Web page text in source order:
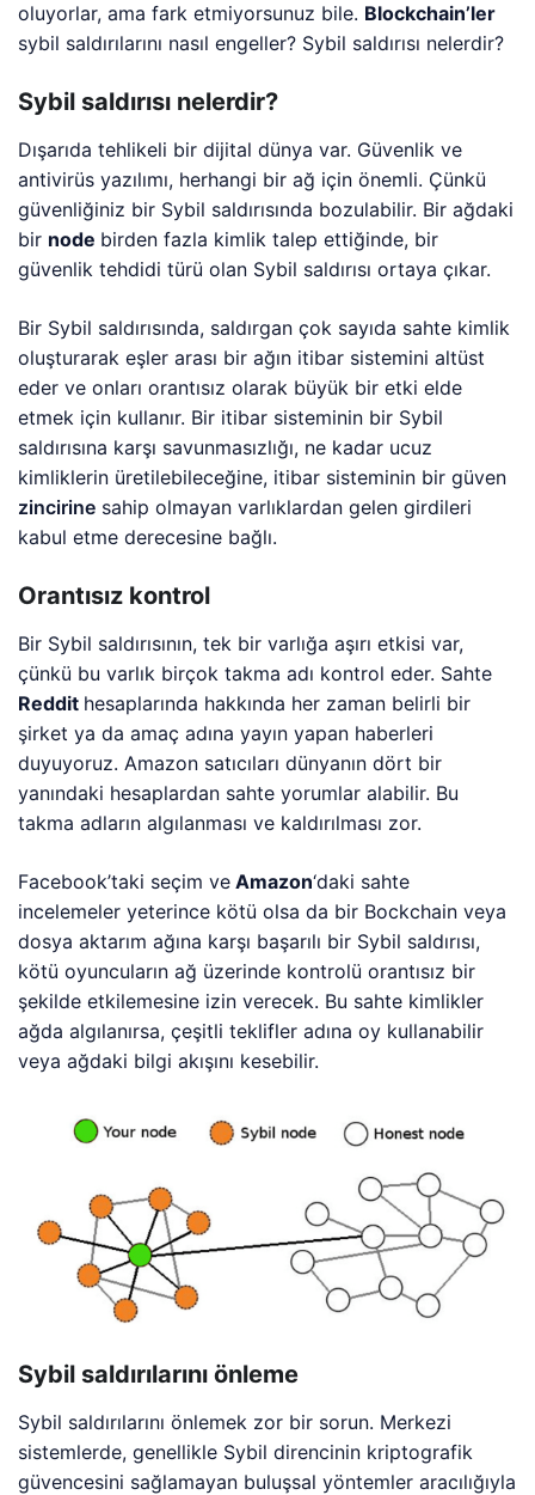
oluyorlar, ama fark etmiyorsunuz bile. Blockchain’ler
sybil saldırılarını nasıl engeller? Sybil saldırısı nelerdir?
Sybil saldırısı nelerdir?
Dışarıda tehlikeli bir dijital dünya var. Güvenlik ve
antivirüs yazılımı, herhangi bir ağ için önemli. Çünkü
güvenliğiniz bir Sybil saldırısında bozulabilir. Bir ağdaki
bir node birden fazla kimlik talep ettiğinde, bir
güvenlik tehdidi türü olan Sybil saldırısı ortaya çıkar.
Bir Sybil saldırısında, saldırgan çok sayıda sahte kimlik
oluşturarak eşler arası bir ağın itibar sistemini altüst
eder ve onları orantısız olarak büyük bir etki elde
etmek için kullanır. Bir itibar sisteminin bir Sybil
saldırısına karşı savunmasızlığı, ne kadar ucuz
kimliklerin üretilebileceğine, itibar sisteminin bir güven
zincirine sahip olmayan varlıklardan gelen girdileri
kabul etme derecesine bağlı.
Orantısız kontrol
Bir Sybil saldırısının, tek bir varlığa aşırı etkisi var,
çünkü bu varlık birçok takma adı kontrol eder. Sahte
Reddit hesaplarında hakkında her zaman belirli bir
şirket ya da amaç adına yayın yapan haberleri
duyuyoruz. Amazon satıcıları dünyanın dört bir
yanındaki hesaplardan sahte yorumlar alabilir. Bu
takma adların algılanması ve kaldırılması zor.
Facebook’taki seçim ve Amazon‘daki sahte
incelemeler yeterince kötü olsa da bir Bockchain veya
dosya aktarım ağına karşı başarılı bir Sybil saldırısı,
kötü oyuncuların ağ üzerinde kontrolü orantısız bir
şekilde etkilemesine izin verecek. Bu sahte kimlikler
ağda algılanırsa, çeşitli teklifler adına oy kullanabilir
veya ağdaki bilgi akışını kesebilir.
Sybil saldırılarını önleme
Sybil saldırılarını önlemek zor bir sorun. Merkezi
sistemlerde, genellikle Sybil direncinin kriptografik
güvencesini sağlamayan buluşsal yöntemler aracılığıyla